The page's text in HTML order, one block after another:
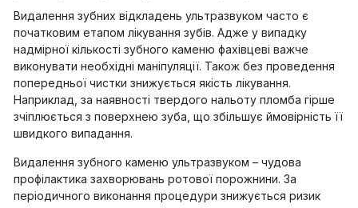
Видалення зубних відкладень ультразвуком часто є
початковим етапом лікування зубів. Адже у випадку
надмірної кількості зубного каменю фахівцеві важче
виконувати необхідні маніпуляції. Також без проведення
попередньої чистки знижується якість лікування.
Наприклад, за наявності твердого нальоту пломба гірше
зчіплюється з поверхнею зуба, що збільшує ймовірність її
швидкого випадання.
Видалення зубного каменю ультразвуком – чудова
профілактика захворювань ротової порожнини. За
періодичного виконання процедури знижується ризик